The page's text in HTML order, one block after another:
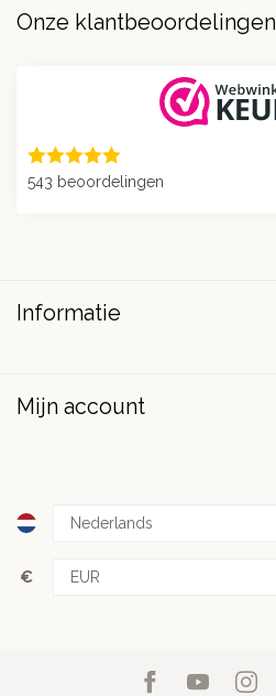
Onze klantbeoordelingen
543 beoordelingen
Informatie
Mijn account
€